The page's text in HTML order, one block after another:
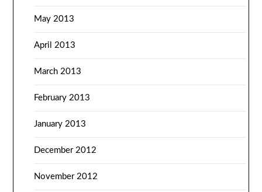
May 2013
April 2013
March 2013
February 2013
January 2013
December 2012
November 2012